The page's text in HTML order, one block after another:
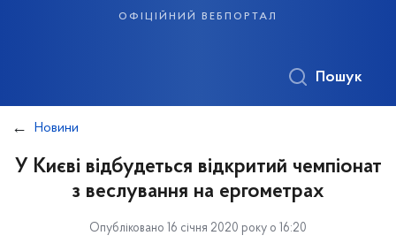
офіційний вебпортал
Пошук
Новини
У Києві відбудеться відкритий чемпіонат
з веслування на ергометрах
Опубліковано 16 січня 2020 року о 16:20